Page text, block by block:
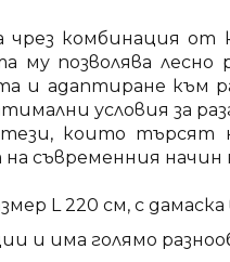
чрез комбинация
му позволява лесно
и адаптиране към
условия за
които търсят
съвременния начин
L 220 см, с
и има голямо